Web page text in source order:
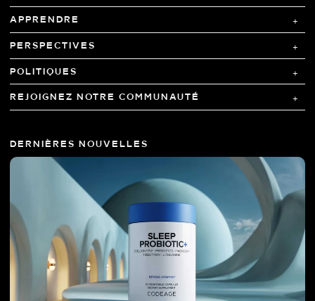
APPRENDRE
PERSPECTIVES
POLITIQUES
REJOIGNEZ NOTRE COMMUNAUTÉ
DERNIÈRES NOUVELLES